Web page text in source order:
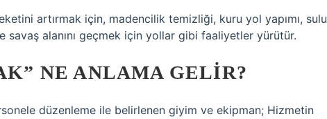
artırmak için, madencilik temizliği, kuru yol yapımı, sulu
alanını geçmek için yollar gibi faaliyetler yürütür.
NE ANLAMA GELIR?
düzenleme ile belirlenen giyim ve ekipman; Hizmetin